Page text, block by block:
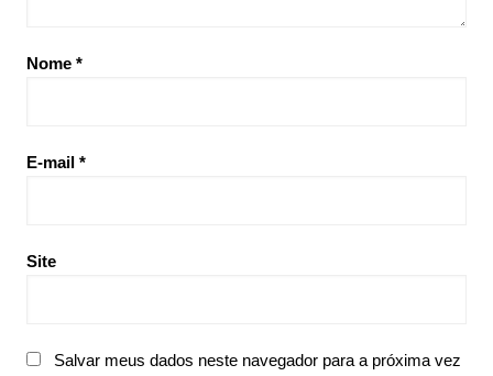
Nome *
E-mail *
Site
Salvar meus dados neste navegador para a próxima vez